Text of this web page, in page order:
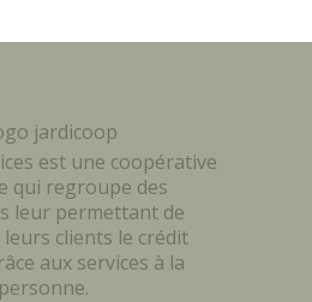
est une coopérative
qui regroupe des
leur permettant de
clients le crédit
aux services à la
personne.